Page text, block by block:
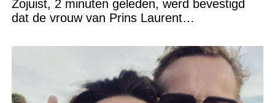
Zojuist, 2 minuten geleden, werd bevestigd
dat de vrouw van Prins Laurent…